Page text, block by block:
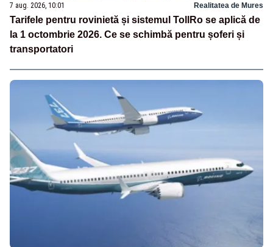
7 aug. 2026, 10:01 Realitatea de Mures
Tarifele pentru rovinietă și sistemul TollRo se aplică de
la 1 octombrie 2026. Ce se schimbă pentru șoferi și
transportatori